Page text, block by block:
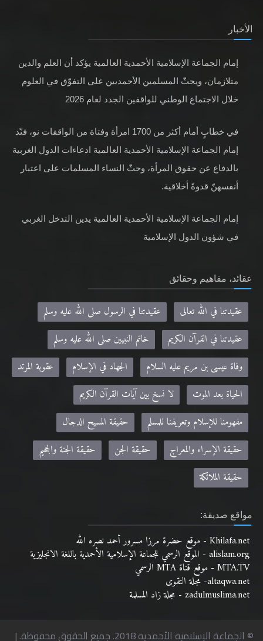
الأخبار
إمام الجماعة الإسلامية الأحمدية العالمية يؤكد أن العلم والدين
متلازمان، ويحثّ المسلمين الأحمديين على التفوّق في العلوم
خلال الاجتماع الوطني للواقفين الجدد لعام 2026
في خطابٍ أمام أكثر من 1700 امرأة وفتاة من الواقفات نو، فنّد
إمام الجماعة الإسلامية الأحمدية العالمية ادعاءات الدول الغربية
بالدفاع عن حقوق المرأة، وحثّ النساء المسلمات على اعتبار
أنفسهنّ قدوةً أخلاقية.
إمام الجماعة الإسلامية الأحمدية العالمية يدين التدخل الغربي
في شؤون الدول الإسلامية
عقائد، مفاهيم وحقائق
عقيدتنا في الله تعالى
عقيدتنا في الرسول صلى الله عليه وسلم
عقيدتنا في القرآن الكريم
خاتم النبيين صلى الله عليه وسلم
وفاة عيسى بن مريم عليه السلام
الجهاد في الإسلام
عقوبة المرتد
الحياة بعد الموت
لا نسخ بين آيات القرآن الكريم
مفهومنا للإسلام وتعريفنا للمسلم
حقيقة المسيح الدجال
حقيقة الإسراء والمعراج
حقيقة الجن
حقيقة الجنة والجحيم
حقيقة الملائكة
مواقع صديقة:
Khilafa.net - موقع حضرة مرزا مسرور أحمد نصره الله
alislam.org - الموقع الرسمي للجماعة الإسلامية الأحمدية باللغة الانجليزية
MTA.TV - موقع قناة MTA الرسمي
altaqwa.net- مجلة التقوى
zadulmuslima.net - مجلة زاد المسلمة
© الجماعة الإسلامية الأحمدية 2018. جميع الحقوق محفوظة. |